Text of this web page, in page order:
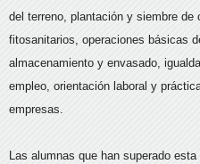
del terreno, plantación y siembre
fitosanitarios, operaciones básicas
almacenamiento y envasado,
empleo, orientación laboral y
empresas.
Las alumnas que han superado